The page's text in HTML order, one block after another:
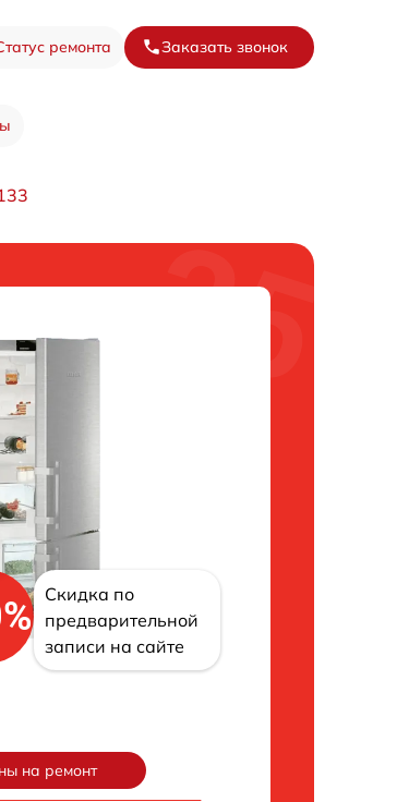
ремонта Заказать звонок
Скидка по
предварительной
записи на сайте
на ремонт